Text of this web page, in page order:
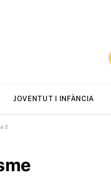
JOVENTUT I INFÀNCIA
2